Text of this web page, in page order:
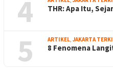
4 THR: Apa Itu,
5 ARTIKEL, JAKARTA
8 Fenomena